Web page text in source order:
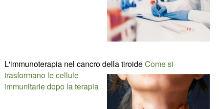
L'immunoterapia nel cancro della tiroideCome si
trasformano le cellule
immunitarie dopo la terapia